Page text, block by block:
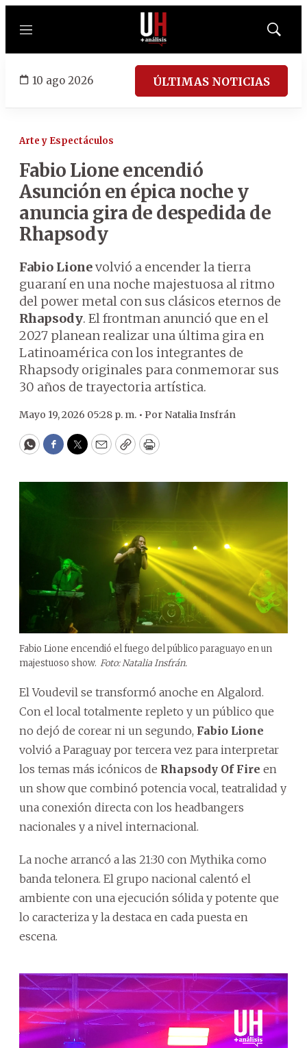
Menú
Mostrar
10 ago 2026 ÚLTIMAS NOTICIAS
Arte y Espectáculos
Fabio Lione encendió
Asunción en épica noche y
anuncia gira de despedida de
Rhapsody
Fabio Lionevolvió a encender la tierra
guaraní en una noche majestuosa al ritmo
del power metal con sus clásicos eternos de
Rhapsody. El frontman anunció que en el
2027 planean realizar una última gira en
Latinoamérica con los integrantes de
Rhapsody originales para conmemorar sus
30 años de trayectoria artística.
Mayo 19, 2026 05:28 p. m. • Por Natalia Insfrán
WhatsApp
Facebook
Twitter
EmailCopyPrint
Fabio Lione encendió el fuego del público paraguayo en un
majestuoso show. Foto: Natalia Insfrán.
El Voudevil se transformó anoche en Algalord.
Con el local totalmente repleto y un público que
no dejó de corear ni un segundo, Fabio Lione
volvió a Paraguay por tercera vez para interpretar
los temas más icónicos de Rhapsody Of Fire en
un show que combinó potencia vocal, teatralidad y
una conexión directa con los headbangers
nacionales y a nivel internacional.
La noche arrancó a las 21:30 con Mythika como
banda telonera. El grupo nacional calentó el
ambiente con una ejecución sólida y potente que
lo caracteriza y la destaca en cada puesta en
escena.